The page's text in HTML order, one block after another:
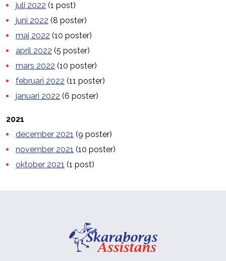
juli 2022 (1 post)
juni 2022 (8 poster)
maj 2022 (10 poster)
april 2022 (5 poster)
mars 2022 (10 poster)
februari 2022 (11 poster)
januari 2022 (6 poster)
2021
december 2021 (9 poster)
november 2021 (10 poster)
oktober 2021 (1 post)